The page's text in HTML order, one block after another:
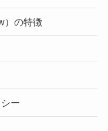
）の特徴
ー